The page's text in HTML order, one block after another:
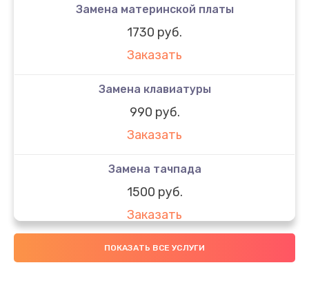
Замена материнской платы
1730 руб.
Заказать
Замена клавиатуры
990 руб.
Заказать
Замена тачпада
1500 руб.
Заказать
Замена южного моста
ПОКАЗАТЬ ВСЕ УСЛУГИ